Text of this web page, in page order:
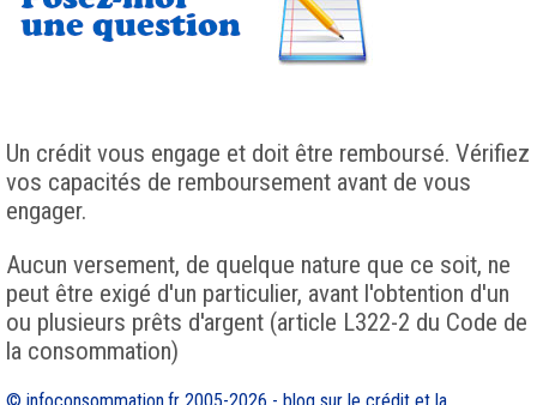
Un crédit vous engage et doit être remboursé. Vérifiez
vos capacités de remboursement avant de vous
engager.
Aucun versement, de quelque nature que ce soit, ne
peut être exigé d'un particulier, avant l'obtention d'un
ou plusieurs prêts d'argent (article L322-2 du Code de
la consommation)